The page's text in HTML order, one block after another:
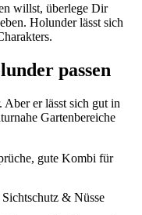
willst, überlege Dir
Holunder lässt sich
passen
Aber er lässt sich gut in
Gartenbereiche
gute Kombi für
& Nüsse